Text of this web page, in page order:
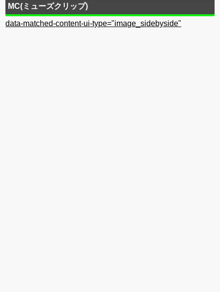
MC(ミューズクリップ)
data-matched-content-ui-type="image_sidebyside"